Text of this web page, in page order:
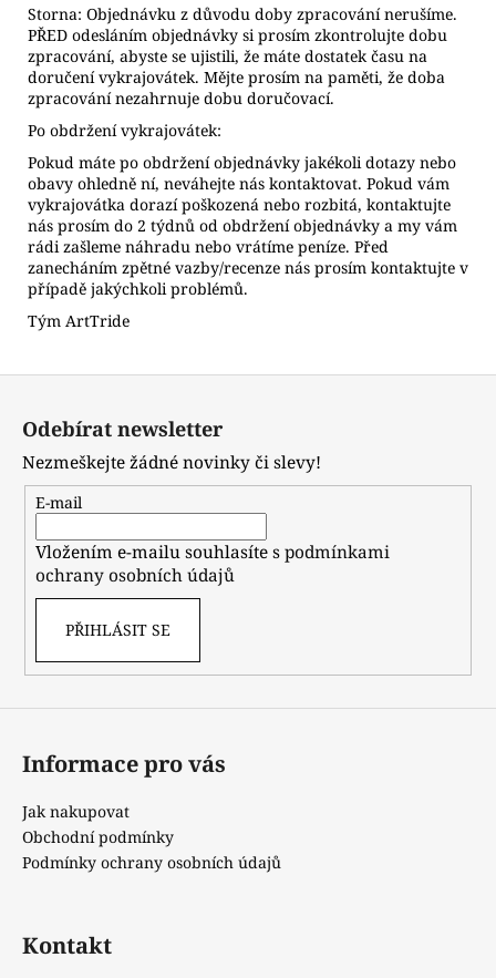
Storna: Objednávku z důvodu doby zpracování nerušíme.
PŘED odesláním objednávky si prosím zkontrolujte dobu
zpracování, abyste se ujistili, že máte dostatek času na
doručení vykrajovátek. Mějte prosím na paměti, že doba
zpracování nezahrnuje dobu doručovací.
Po obdržení vykrajovátek:
Pokud máte po obdržení objednávky jakékoli dotazy nebo
obavy ohledně ní, neváhejte nás kontaktovat. Pokud vám
vykrajovátka dorazí poškozená nebo rozbitá, kontaktujte
nás prosím do 2 týdnů od obdržení objednávky a my vám
rádi zašleme náhradu nebo vrátíme peníze. Před
zanecháním zpětné vazby/recenze nás prosím kontaktujte v
případě jakýchkoli problémů.
Tým ArtTride
Odebírat newsletter
Nezmeškejte žádné novinky či slevy!
E-mail
Vložením e-mailu souhlasíte spodmínkami
ochrany osobních údajů
PŘIHLÁSIT SE
Informace pro vás
Jak nakupovat
Obchodní podmínky
Podmínky ochrany osobních údajů
Kontakt